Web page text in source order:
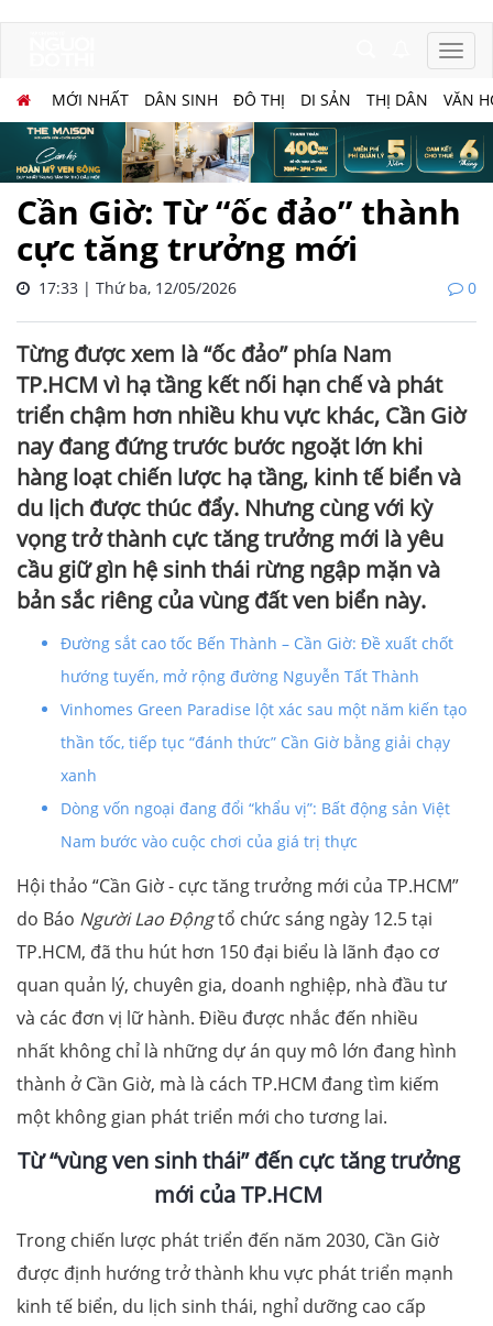
MỚI NHẤT DÂN SINH ĐÔ THỊ DI SẢN THỊ DÂN VĂN
Cần Giờ: Từ “ốc đảo” thành
cực tăng trưởng mới
17:33 | Thứ ba, 12/05/2026 0
Từng được xem là “ốc đảo” phía Nam
TP.HCM vì hạ tầng kết nối hạn chế và phát
triển chậm hơn nhiều khu vực khác, Cần Giờ
nay đang đứng trước bước ngoặt lớn khi
hàng loạt chiến lược hạ tầng, kinh tế biển và
du lịch được thúc đẩy. Nhưng cùng với kỳ
vọng trở thành cực tăng trưởng mới là yêu
cầu giữ gìn hệ sinh thái rừng ngập mặn và
bản sắc riêng của vùng đất ven biển này.
Đường sắt cao tốc Bến Thành – Cần Giờ: Đề xuất chốt
hướng tuyến, mở rộng đường Nguyễn Tất Thành
Vinhomes Green Paradise lột xác sau một năm kiến tạo
thần tốc, tiếp tục “đánh thức” Cần Giờ bằng giải chạy
xanh
Dòng vốn ngoại đang đổi “khẩu vị”: Bất động sản Việt
Nam bước vào cuộc chơi của giá trị thực
Hội thảo “Cần Giờ - cực tăng trưởng mới của TP.HCM”
do Báo Người Lao Độngtổ chức sáng ngày 12.5 tại
TP.HCM, đã thu hút hơn 150 đại biểu là lãnh đạo cơ
quan quản lý, chuyên gia, doanh nghiệp, nhà đầu tư
và các đơn vị lữ hành. Điều được nhắc đến nhiều
nhất không chỉ là những dự án quy mô lớn đang hình
thành ở Cần Giờ, mà là cách TP.HCM đang tìm kiếm
một không gian phát triển mới cho tương lai.
Từ “vùng ven sinh thái” đến cực tăng trưởng
mới của TP.HCM
Trong chiến lược phát triển đến năm 2030, Cần Giờ
được định hướng trở thành khu vực phát triển mạnh
kinh tế biển, du lịch sinh thái, nghỉ dưỡng cao cấp